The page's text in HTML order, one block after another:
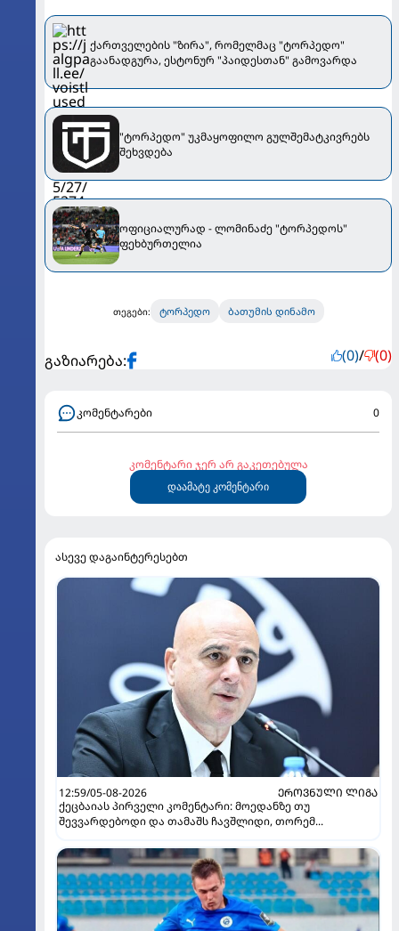
ქართველების "ზირა", რომელმაც "ტორპედო"
გაანადგურა, ესტონურ "პაიდესთან" გამოვარდა
"ტორპედო" უკმაყოფილო გულშემატკივრებს
შეხვდება
ოფიციალურად - ლომინაძე "ტორპედოს"
ფეხბურთელია
თეგები: ტორპედო ბათუმის დინამო
გაზიარება: (0)/ (0)
კომენტარები 0
კომენტარი ჯერ არ გაკეთებულა
დაამატე კომენტარი
ასევე დაგაინტერესებთ
12:59/05-08-2026
ᲔᲠᲝᲕᲜᲣᲚᲘ ᲚᲘᲒᲐ
ქეცბაიას პირველი კომენტარი: მოედანზე თუ
შევვარდებოდი და თამაშს ჩავშლიდი, თორემ...